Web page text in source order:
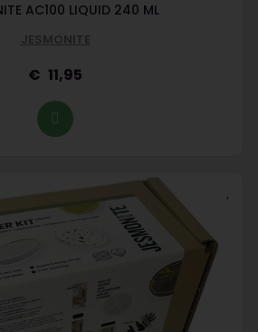
AC100 LIQUID 240 ML
JESMONITE
11,95